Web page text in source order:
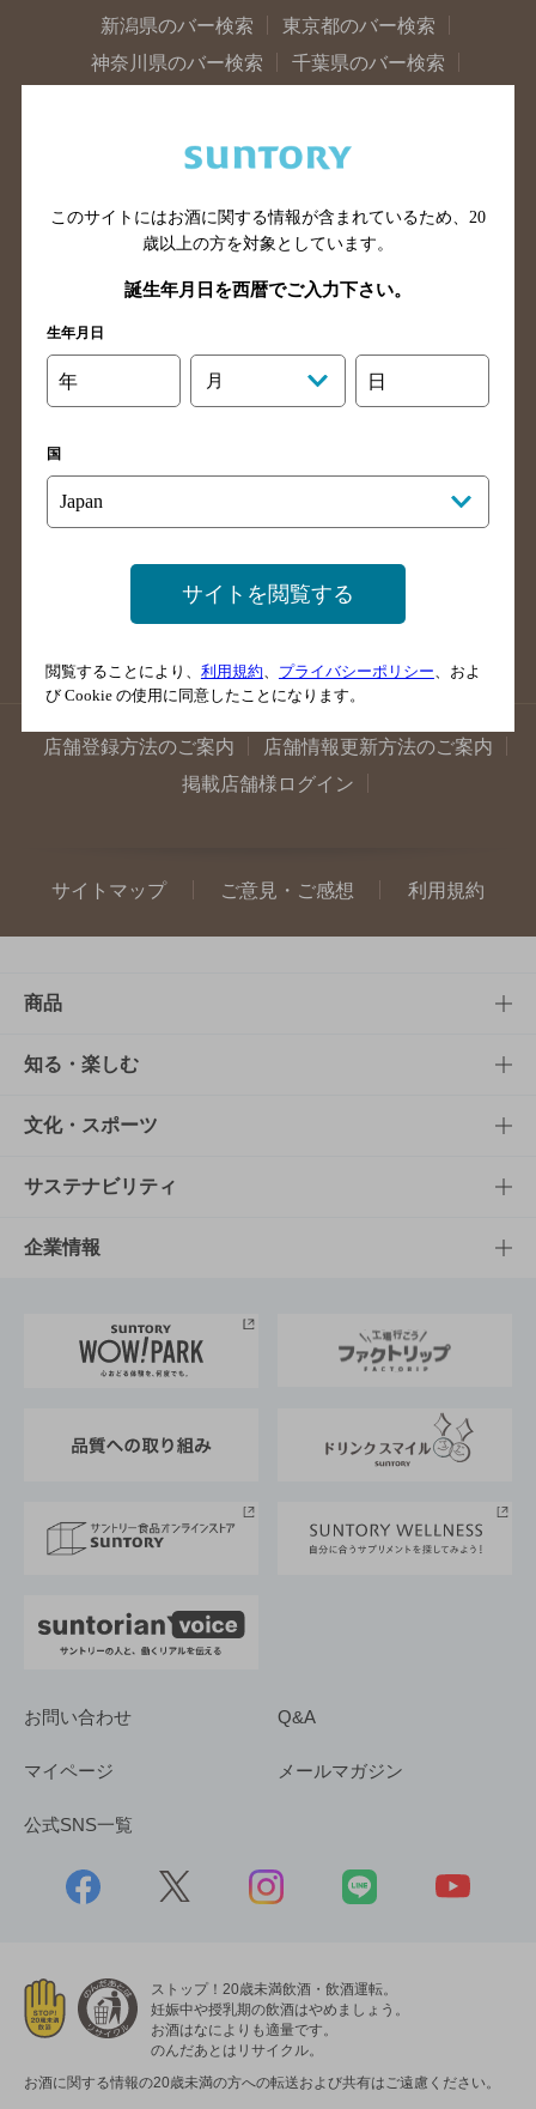
新潟県のバー検索
東京都のバー検索
神奈川県のバー検索
千葉県のバー検索
岐阜県のバー検索
富山県のバー検索
石川県のバー検索
福井県のバー検索
大阪府のバー検索
京都府のバー検索
兵庫県のバー検索
奈良県のバー検索
滋賀県のバー検索
広島県のバー検索
岡山県のバー検索
鳥取県のバー検索
香川県のバー検索
愛媛県のバー検索
高知県のバー検索
大分県のバー検索
熊本県のバー検索
宮崎県のバー検索
鹿児島県のバー検索
店舗登録方法のご案内
店舗情報更新方法のご案内
掲載店舗様ログイン
サイトマップ ご意見・ご感想 利用規約
商品
商品TOP
商品一覧
商品発売情報
栄養成分一覧
知る・楽しむ
知る・楽しむTOP
キャンペーン
工場見学
地域情報
文化・スポーツ
文化・スポーツTOP
サントリーホール
サントリーサンバーズ大阪
サステナビリティ
サステナビリティTOP
サントリーが考えるサステナビリティ経営
企業情報
企業概要
採用情報
お問い合わせ Q&A
マイページ メールマガジン
公式SNS一覧
ストップ！20歳未満飲酒・飲酒運転。
妊娠中や授乳期の飲酒はやめましょう。
お酒はなによりも適量です。
のんだあとはリサイクル。
お酒に関する情報の20歳未満の方への転送および共有はご遠慮ください。
このサイトにはお酒に関する情報が含まれているため、 20
歳以上の方を対象としています。
誕生年月日を西暦でご入力下さい。
生年月日
年 月 日
国
サイトを閲覧する
閲覧することにより、 利用規約 プライバシーポリシー 、およ
び Cookie の使用に同意したことになります。